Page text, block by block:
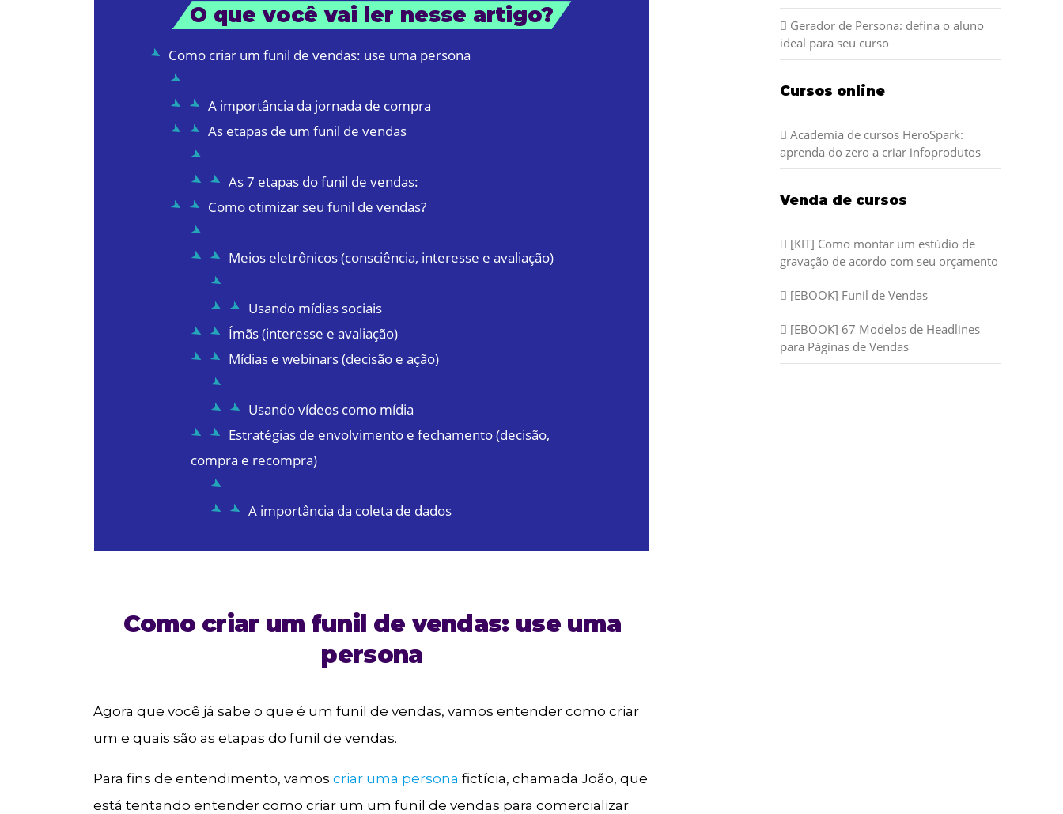
O que você vai ler nesse artigo?
Como criar um funil de vendas: use uma persona
A importância da jornada de compra
As etapas de um funil de vendas
As 7 etapas do funil de vendas:
Como otimizar seu funil de vendas?
Meios eletrônicos (consciência, interesse e avaliação)
Usando mídias sociais
Ímãs (interesse e avaliação)
Mídias e webinars (decisão e ação)
Usando vídeos como mídia
Estratégias de envolvimento e fechamento (decisão,
compra e recompra)
A importância da coleta de dados
Como criar um funil de vendas: use uma
persona
Agora que você já sabe o que é um funil de vendas, vamos entender como criar
um e quais são as etapas do funil de vendas.
Para fins de entendimento, vamoscriar uma persona fictícia, chamada João, que
está tentando entender como criar um um funil de vendas para comercializar
Gerador de Persona: defina o aluno
ideal para seu curso
Cursos online
Academia de cursos HeroSpark:
aprenda do zero a criar infoprodutos
Venda de cursos
[KIT] Como montar um estúdio de
gravação de acordo com seu orçamento
[EBOOK] Funil de Vendas
[EBOOK] 67 Modelos de Headlines
para Páginas de Vendas